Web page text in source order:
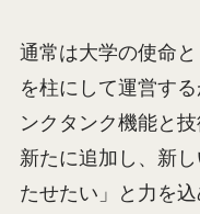
通常は大学の使命
を柱にして運営す
ンクタンク機能と
新たに追加し、新
たせたい」と力を込